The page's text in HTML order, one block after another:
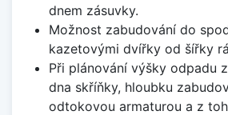
dnem zásuvky.
Možnost zabudování do
kazetovými dvířky od šířky
Při plánování výšky odpadu
dna skříňky, hloubku
odtokovou armaturou a z